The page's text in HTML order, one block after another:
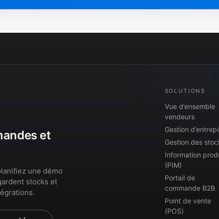
et
une démo
stocks et
SOLUTIONS
Vue d’ensemble
vendeurs
Gestion
Gestion des
Information
(PIM)
Portail de
commande B2B
Point de vente
(POS)